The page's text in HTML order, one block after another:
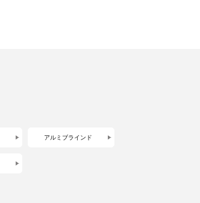
アルミブラインド